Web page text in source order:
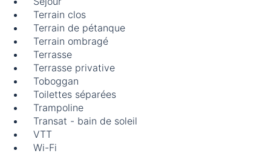
Terrain clos
Terrain de pétanque
Terrain ombragé
Terrasse
Terrasse privative
Toboggan
Toilettes séparées
Trampoline
Transat - bain de soleil
VTT
Wi-Fi